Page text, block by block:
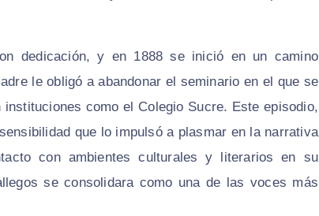
dedicación, y en 1888 se inició en un camino
le obligó a abandonar el seminario en el que se
como el Colegio Sucre. Este episodio,
que lo impulsó a plasmar en la narrativa
con ambientes culturales y literarios en su
se consolidara como una de las voces más